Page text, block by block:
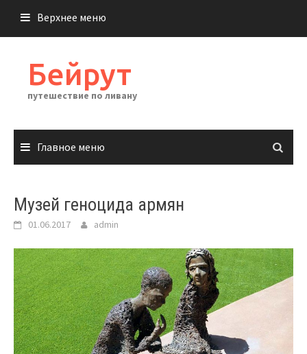
содержимому
Верхнее меню
Бейрут
путешествие по ливану
Главное меню
Музей геноцида армян
01.06.2017 admin